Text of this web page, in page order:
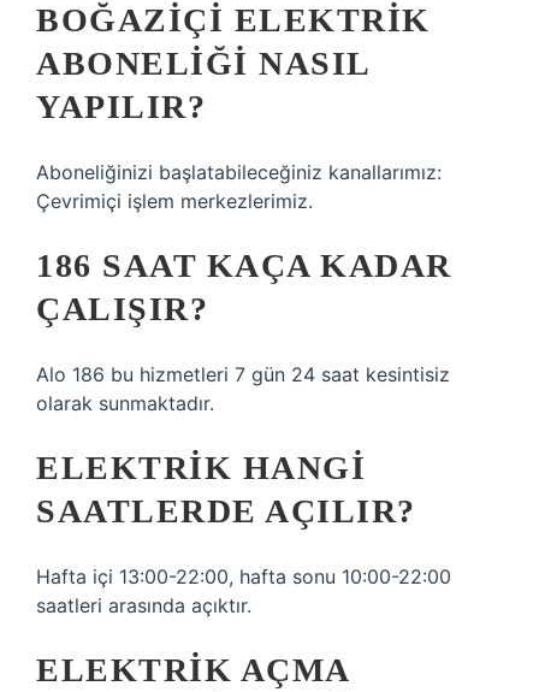
BOĞAZIÇI ELEKTRIK
ABONELIĞI NASIL
YAPILIR?
Aboneliğinizi başlatabileceğiniz kanallarımız:
Çevrimiçi işlem merkezlerimiz.
186 SAAT KAÇA KADAR
ÇALIŞIR?
Alo 186 bu hizmetleri 7 gün 24 saat kesintisiz
olarak sunmaktadır.
ELEKTRIK HANGI
SAATLERDE AÇILIR?
Hafta içi 13:00-22:00, hafta sonu 10:00-22:00
saatleri arasında açıktır.
ELEKTRIK AÇMA